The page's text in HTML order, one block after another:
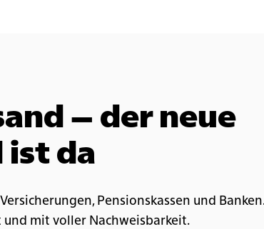
– der neue
ist da
Pensionskassen und
mit voller Nachweisbarkeit.